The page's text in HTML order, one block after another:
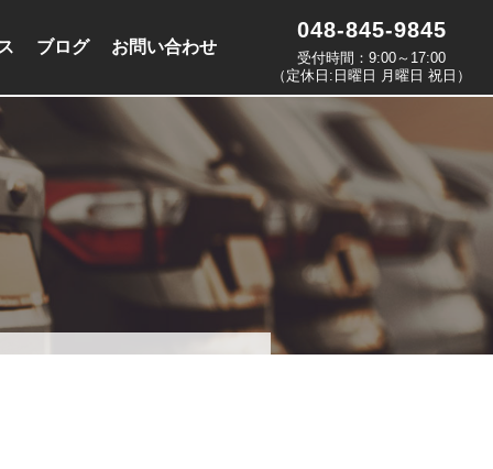
ブログ お問い合わせ
048-845-9845
受付時間：9:00～17:00
（定休日:日曜日 月曜日 祝日）